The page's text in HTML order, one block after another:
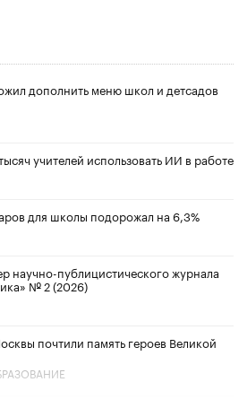
дополнить меню школ и детсадов
учителей использовать ИИ в работе
для школы подорожал на 6,3%
научно-публицистического журнала
№ 2 (2026)
почтили память героев Великой